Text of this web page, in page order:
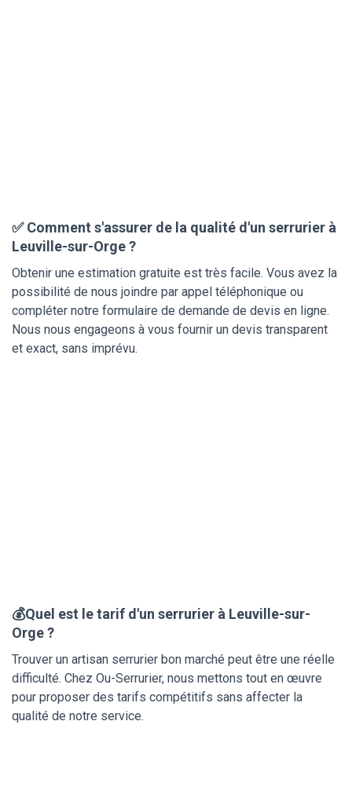
✅ Comment s'assurer de la qualité d'un serrurier à
Leuville-sur-Orge ?
Obtenir une estimation gratuite est très facile. Vous avez la
possibilité de nous joindre par appel téléphonique ou
compléter notre formulaire de demande de devis en ligne.
Nous nous engageons à vous fournir un devis transparent
et exact, sans imprévu.
💰Quel est le tarif d'un serrurier à Leuville-sur-
Orge ?
Trouver un artisan serrurier bon marché peut être une réelle
difficulté. Chez Ou-Serrurier, nous mettons tout en œuvre
pour proposer des tarifs compétitifs sans affecter la
qualité de notre service.